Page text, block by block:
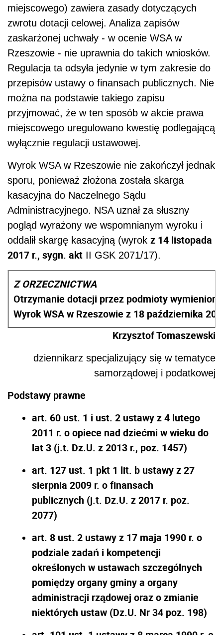
miejscowego) zawiera zasady dotyczących
zwrotu dotacji celowej. Analiza zapisów
zaskarżonej uchwały - w ocenie WSA w
Rzeszowie - nie uprawnia do takich wniosków.
Regulacja ta odsyła jedynie w tym zakresie do
przepisów ustawy o finansach publicznych. Nie
można na podstawie takiego zapisu
przyjmować, że w ten sposób w akcie prawa
miejscowego uregulowano kwestię podlegającą
wyłącznie regulacji ustawowej.
Wyrok WSA w Rzeszowie nie zakończył jednak
sporu, ponieważ złożona została skarga
kasacyjna do Naczelnego Sądu
Administracyjnego. NSA uznał za słuszny
pogląd wyrażony we wspomnianym wyroku i
oddalił skargę kasacyjną (wyrok z 14 listopada
2017 r., sygn. akt II GSK 2071/17).
Z ORZECZNICTWA
Otrzymanie dotacji przez podmioty
Wyrok WSA w Rzeszowie z 18 października
Krzysztof Tomaszewski
dziennikarz specjalizujący się w tematyce
samorządowej i podatkowej
Podstawy prawne
art. 60 ust. 1 i ust. 2 ustawy z 4 lutego
2011 r. o opiece nad dziećmi w wieku do
lat 3 (j.t. Dz.U. z 2013 r., poz. 1457)
art. 127 ust. 1 pkt 1 lit. b ustawy z 27
sierpnia 2009 r. o finansach
publicznych (j.t. Dz.U. z 2017 r. poz.
2077)
art. 8 ust. 2 ustawy z 17 maja 1990 r. o
podziale zadań i kompetencji
określonych w ustawach szczególnych
pomiędzy organy gminy a organy
administracji rządowej oraz o zmianie
niektórych ustaw (Dz.U. Nr 34 poz. 198)